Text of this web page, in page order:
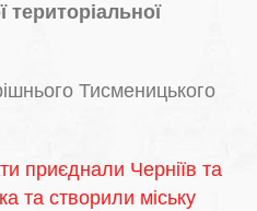
територіальної
Тисменицького
приєднали Черніїв та
та створили міську